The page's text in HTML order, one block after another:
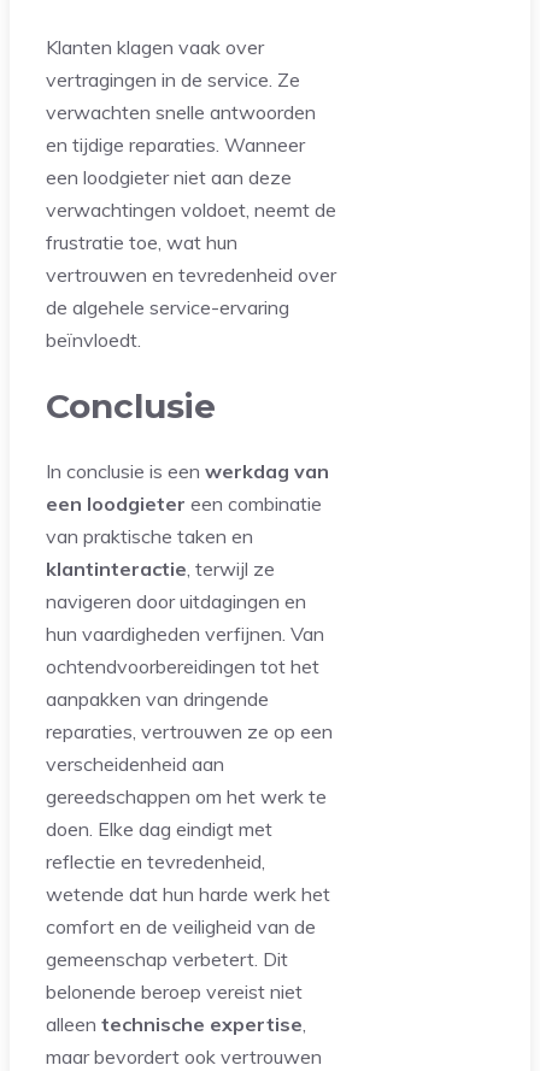
Klanten klagen vaak over
vertragingen in de service. Ze
verwachten snelle antwoorden
en tijdige reparaties. Wanneer
een loodgieter niet aan deze
verwachtingen voldoet, neemt de
frustratie toe, wat hun
vertrouwen en tevredenheid over
de algehele service-ervaring
beïnvloedt.
Conclusie
In conclusie is een werkdag van
een loodgieter een combinatie
van praktische taken en
klantinteractie, terwijl ze
navigeren door uitdagingen en
hun vaardigheden verfijnen. Van
ochtendvoorbereidingen tot het
aanpakken van dringende
reparaties, vertrouwen ze op een
verscheidenheid aan
gereedschappen om het werk te
doen. Elke dag eindigt met
reflectie en tevredenheid,
wetende dat hun harde werk het
comfort en de veiligheid van de
gemeenschap verbetert. Dit
belonende beroep vereist niet
alleen technische expertise,
maar bevordert ook vertrouwen